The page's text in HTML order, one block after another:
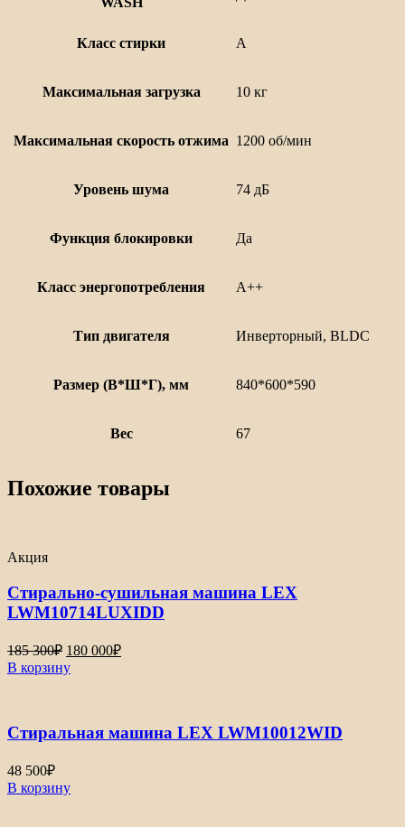
Класс стирки А
Максимальная загрузка 10 кг
Максимальная скорость отжима 1200 об/мин
Уровень шума 74 дБ
Функция блокировки Да
Класс энергопотребления А++
Тип двигателя Инверторный, BLDC
Размер (В*Ш*Г), мм 840*600*590
Вес 67
Похожие товары
Акция
Стирально-сушильная машина LEX
LWM10714LUXIDD
185 300₽ 180 000₽
В корзину
Стиральная машина LEX LWM10012WID
48 500₽
В корзину